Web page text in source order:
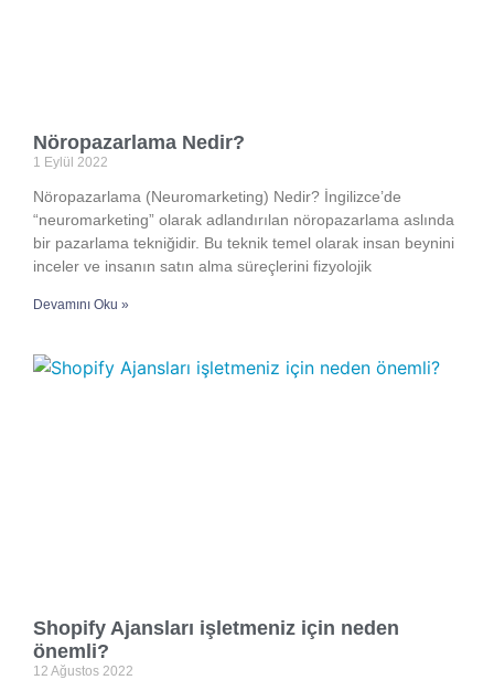
Nöropazarlama Nedir?
1 Eylül 2022
Nöropazarlama (Neuromarketing) Nedir? İngilizce’de
“neuromarketing” olarak adlandırılan nöropazarlama aslında
bir pazarlama tekniğidir. Bu teknik temel olarak insan beynini
inceler ve insanın satın alma süreçlerini fizyolojik
Devamını Oku »
Shopify Ajansları işletmeniz için neden
önemli?
12 Ağustos 2022